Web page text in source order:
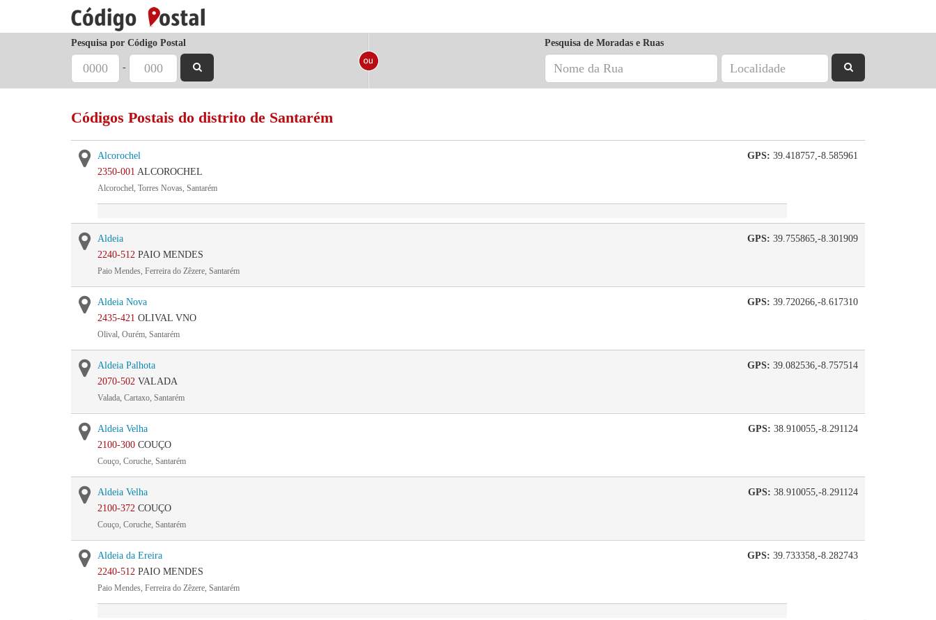
Pesquisa por Código Postal
-
Pesquisa de Moradas e Ruas
Códigos Postais do distrito de Santarém
GPS: 39.418757,-8.585961
Alcorochel
2350-001 ALCOROCHEL
Alcorochel, Torres Novas, Santarém
GPS: 39.755865,-8.301909
Aldeia
2240-512 PAIO MENDES
Paio Mendes, Ferreira do Zêzere, Santarém
GPS: 39.720266,-8.617310
Aldeia Nova
2435-421 OLIVAL VNO
Olival, Ourém, Santarém
GPS: 39.082536,-8.757514
Aldeia Palhota
2070-502 VALADA
Valada, Cartaxo, Santarém
GPS: 38.910055,-8.291124
Aldeia Velha
2100-300 COUÇO
Couço, Coruche, Santarém
GPS: 38.910055,-8.291124
Aldeia Velha
2100-372 COUÇO
Couço, Coruche, Santarém
GPS: 39.733358,-8.282743
Aldeia da Ereira
2240-512 PAIO MENDES
Paio Mendes, Ferreira do Zêzere, Santarém